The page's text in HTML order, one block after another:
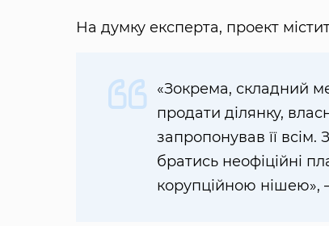
На думку експерта, проект
«Зокрема, складний
продати ділянку,
запропонував її всім.
братись неофіційні
корупційною нішею»,